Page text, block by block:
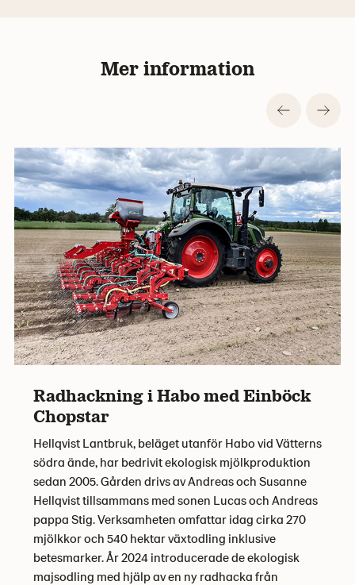
Mer information
Radhackning i Habo med Einböck
Chopstar
Hellqvist Lantbruk, beläget utanför Habo vid Vätterns
södra ände, har bedrivit ekologisk mjölkproduktion
sedan 2005. Gården drivs av Andreas och Susanne
Hellqvist tillsammans med sonen Lucas och Andreas
pappa Stig. Verksamheten omfattar idag cirka 270
mjölkkor och 540 hektar växtodling inklusive
betesmarker. År 2024 introducerade de ekologisk
majsodling med hjälp av en ny radhacka från